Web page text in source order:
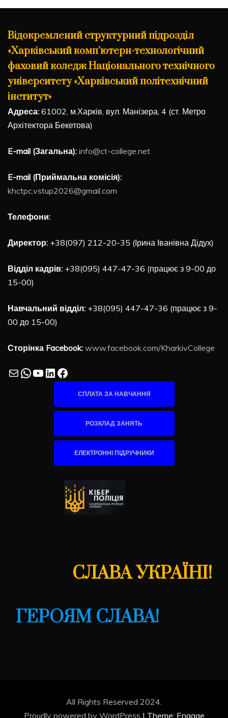
Відокремлений структурний підрозділ
«Харківський комп’ютерн-технологічний
фаховий коледж Національного технічного
університету «Харківський політехнічний
інститут»
Адреса: 61002, м.Харків, вул. Манізера, 4 (ст. Метро
Архітектора Бекетова)
E-mail (Загальна): info@ct-college.net
E-mail (Приймальна комісія):
khctpc.vstup2026@gmail.com
Телефони:
Директор: +38(097) 212-20-35 (Ірина Іванівна Дідух)
Відділ кадрів: +38(095) 447-47-36 (працює з 9-00 до
15-00)
Навчальний відділ: +38(095) 447-47-36 (працює з 9-
00 до 15-00)
Сторінка Facebook: www.facebook.com/KharkivCollege
MailWhatsApp
YouTube
LinkedIn
Facebook
СПЛАТА ЗА НАВЧАННЯ
РОЗКЛАД ЗАНЯТЬ
ЕЛЕКТРОННІ ПІДРУЧНИКИ
СЛАВА УКРАЇНІ!
ГЕРОЯМ СЛАВА!
All Rights Reserved 2024.
Proudly powered by WordPress | Theme: Engage